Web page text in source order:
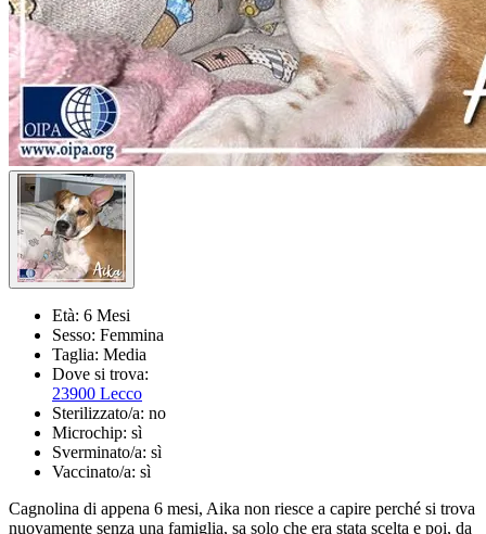
Età: 6 Mesi
Sesso: Femmina
Taglia: Media
Dove si trova:
23900 Lecco
Sterilizzato/a: no
Microchip: sì
Sverminato/a: sì
Vaccinato/a: sì
Cagnolina di appena 6 mesi, Aika non riesce a capire perché si trova
nuovamente senza una famiglia, sa solo che era stata scelta e poi, da